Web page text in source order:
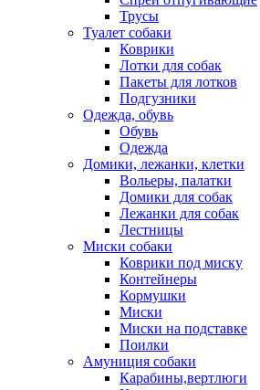
Трусы
Туалет собаки
Коврики
Лотки для собак
Пакеты для лотков
Подгузники
Одежда, обувь
Обувь
Одежда
Домики, лежанки, клетки
Вольеры, палатки
Домики для собак
Лежанки для собак
Лестницы
Миски собаки
Коврики под миску
Контейнеры
Кормушки
Миски
Миски на подставке
Поилки
Амуниция собаки
Карабины,вертлюги